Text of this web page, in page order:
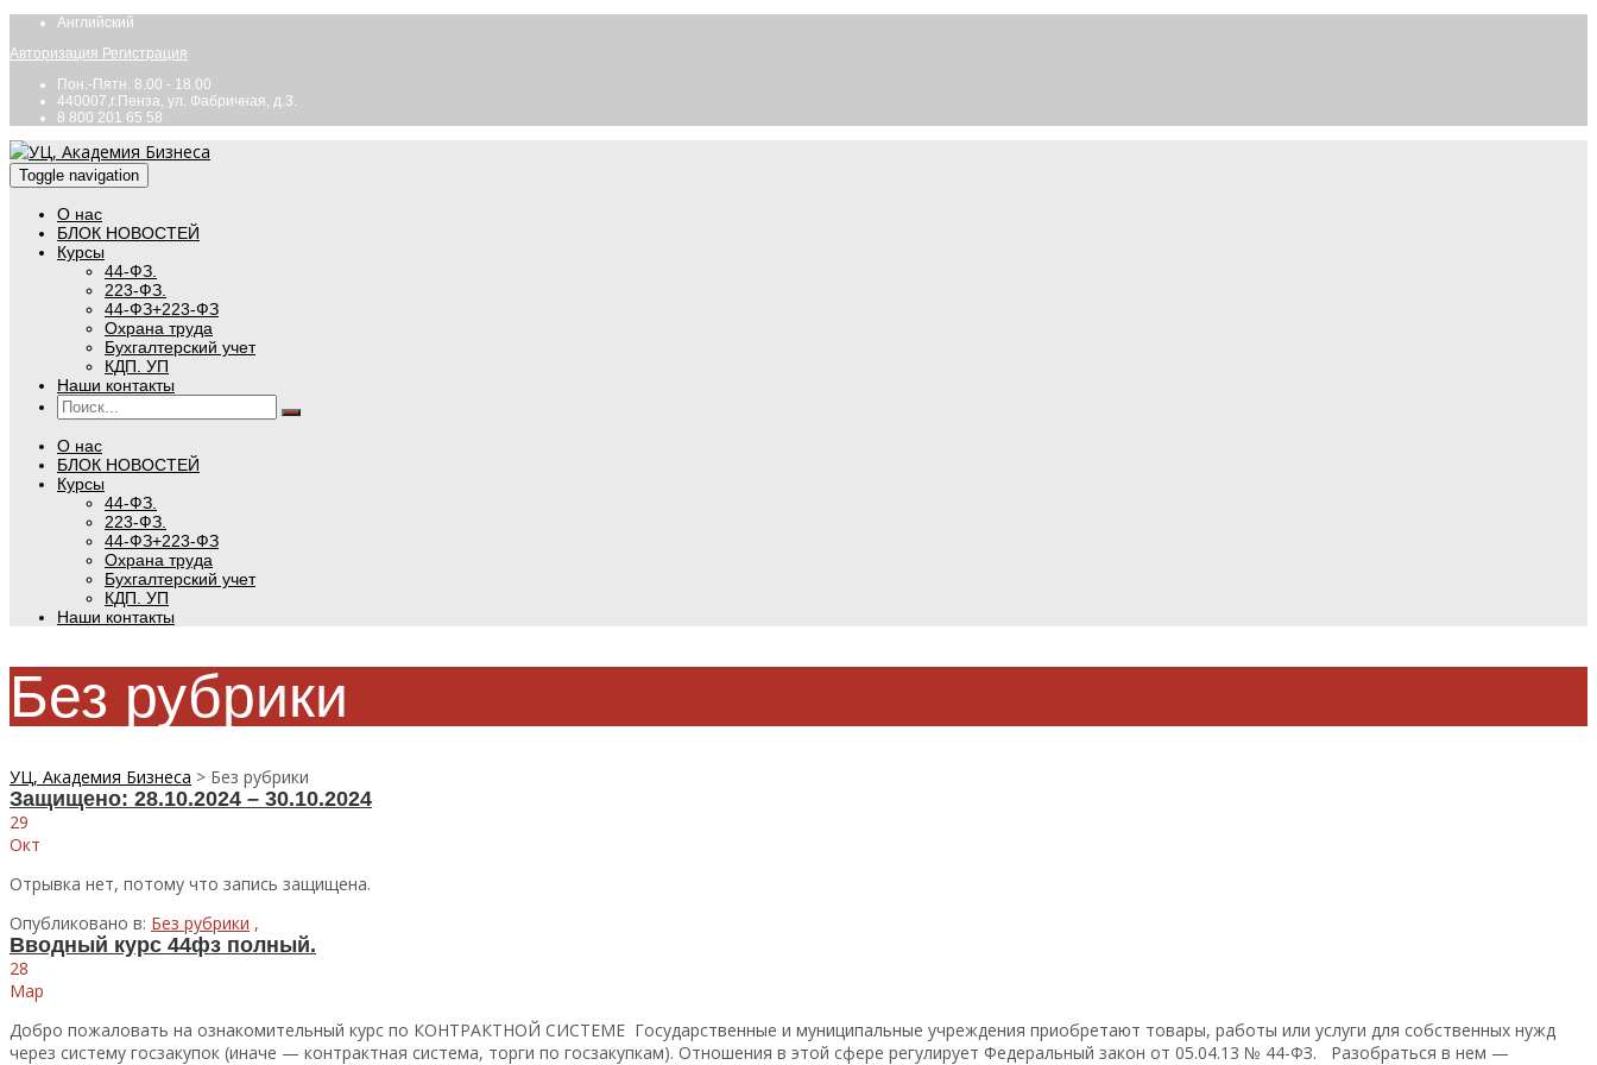
Английский
Авторизация Регистрация
Пон.-Пятн. 8.00 - 18.00
440007,г.Пенза, ул. Фабричная, д.3.
8 800 201 65 58
Toggle navigation
О нас
БЛОК НОВОСТЕЙ
Курсы
44-ФЗ.
223-ФЗ.
44-ФЗ+223-ФЗ
Охрана труда
Бухгалтерский учет
КДП. УП
Наши контакты
О нас
БЛОК НОВОСТЕЙ
Курсы
44-ФЗ.
223-ФЗ.
44-ФЗ+223-ФЗ
Охрана труда
Бухгалтерский учет
КДП. УП
Наши контакты
Без рубрики
УЦ, Академия Бизнеса > Без рубрики
Защищено: 28.10.2024 – 30.10.2024
29
Окт
Отрывка нет, потому что запись защищена.
Опубликовано в: Без рубрики ,
Вводный курс 44фз полный.
28
Мар
Добро пожаловать на ознакомительный курс по КОНТРАКТНОЙ СИСТЕМЕ Государственные и муниципальные учреждения приобретают товары, работы или услуги для собственных нужд
через систему госзакупок (иначе — контрактная система, торги по госзакупкам). Отношения в этой сфере регулирует Федеральный закон от 05.04.13 № 44-ФЗ. Разобраться в нем —